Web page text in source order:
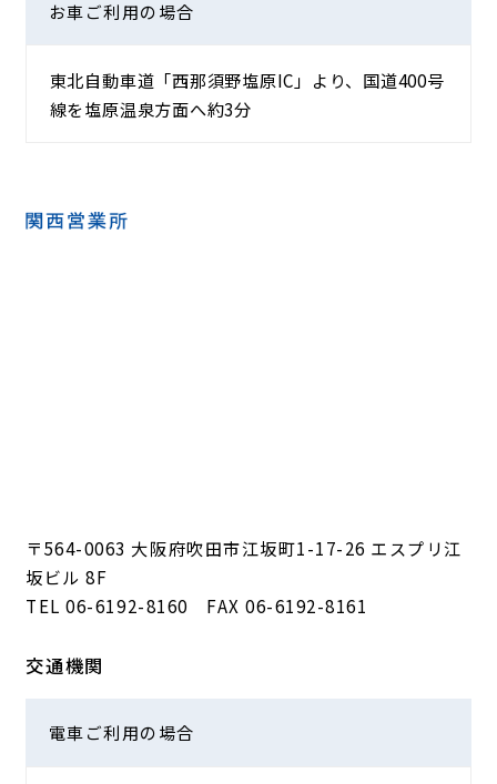
お車ご利用の場合
東北自動車道「西那須野塩原IC」より、国道400号
線を塩原温泉方面へ約3分
〒564-0063 大阪府吹田市江坂町1-17-26 エスプリ江
坂ビル 8F
TEL06-6192-8160 FAX 06-6192-8161
交通機関
電車ご利用の場合